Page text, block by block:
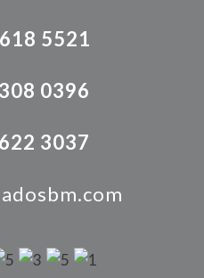
5521
0396
3037